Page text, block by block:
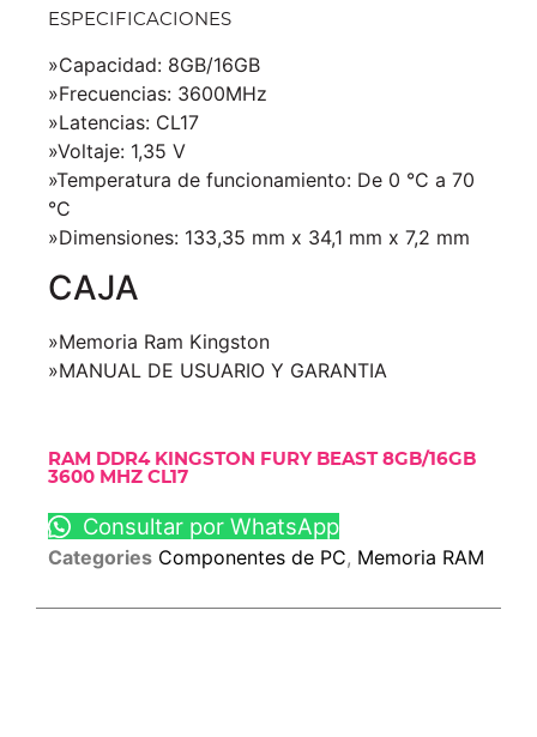
ESPECIFICACIONES
»Capacidad: 8GB/16GB
»Frecuencias: 3600MHz
»Latencias: CL17
»Voltaje: 1,35 V
»Temperatura de funcionamiento: De 0 °C a 70
°C
»Dimensiones: 133,35 mm x 34,1 mm x 7,2 mm
CAJA
»Memoria Ram Kingston
»MANUAL DE USUARIO Y GARANTIA
RAM DDR4 KINGSTON FURY BEAST 8GB/16GB
3600 MHZ CL17
Consultar por WhatsApp
Categories Componentes de PC, Memoria RAM